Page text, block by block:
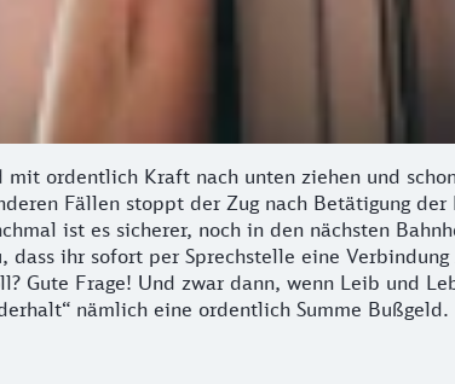
ordentlich Kraft nach unten ziehen und
Fällen stoppt der Zug nach Betätigung
ist es sicherer, noch in den nächsten
ihr sofort per Sprechstelle eine
Gute Frage! Und zwar dann, wenn Leib und
nämlich eine ordentlich Summe